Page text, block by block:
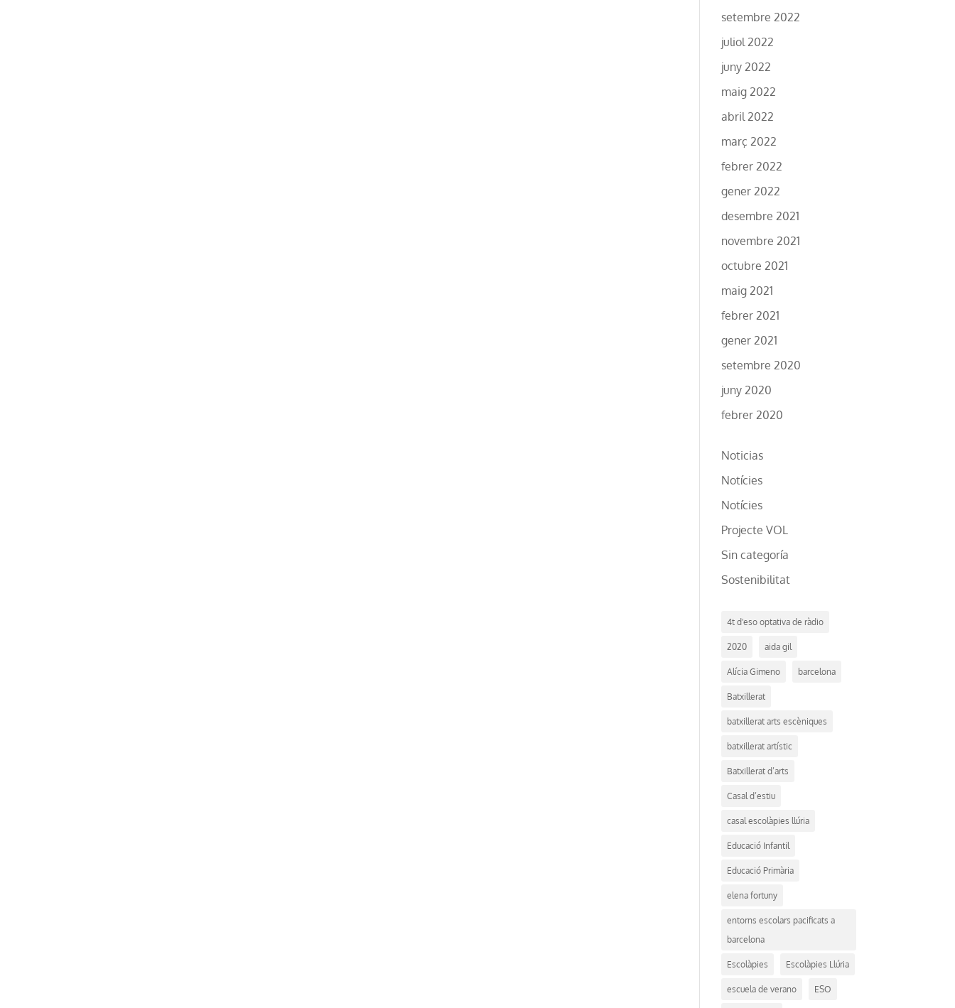
setembre 2022
juliol 2022
juny 2022
maig 2022
abril 2022
març 2022
febrer 2022
gener 2022
desembre 2021
novembre 2021
octubre 2021
maig 2021
febrer 2021
gener 2021
setembre 2020
juny 2020
febrer 2020
Noticias
Notícies
Notícies
Projecte VOL
Sin categoría
Sostenibilitat
4t d'eso optativa de ràdio
2020 aida gil
Alícia Gimeno barcelona
Batxillerat
batxillerat arts escèniques
batxillerat artístic
Batxillerat d’arts
Casal d’estiu
casal escolàpies llúria
Educació Infantil
Educació Primària
elena fortuny
entorns escolars pacificats a
barcelona
Escolàpies Escolàpies Llúria
escuela de verano ESO